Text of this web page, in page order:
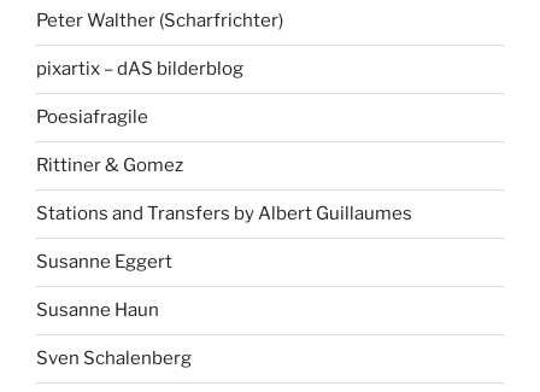
Peter Walther (Scharfrichter)
pixartix – dAS bilderblog
Poesiafragile
Rittiner & Gomez
Stations and Transfers by Albert Guillaumes
Susanne Eggert
Susanne Haun
Sven Schalenberg